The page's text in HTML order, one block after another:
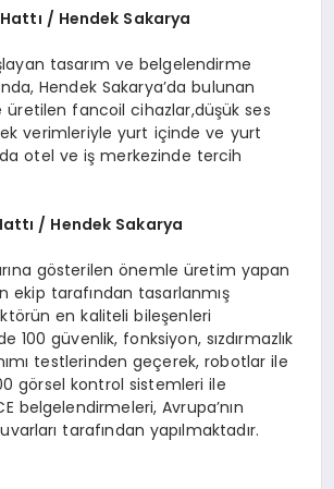
/ Hendek Sakarya
tasarım ve belgelendirme
Hendek Sakarya’da bulunan
fancoil cihazlar,düşük ses
verimleriyle yurt içinde ve yurt
otel ve iş merkezinde tercih
/ Hendek Sakarya
gösterilen önemle üretim yapan
ekip tarafından tasarlanmış
en kaliteli bileşenleri
100 güvenlik, fonksiyon, sızdırmazlık
testlerinden geçerek, robotlar ile
görsel kontrol sistemleri ile
belgelendirmeleri, Avrupa’nın
tarafından yapılmaktadır.